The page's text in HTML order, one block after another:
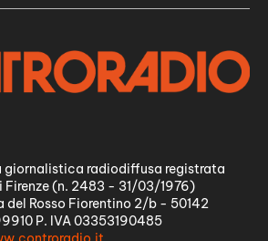
radiodiffusa registrata
Firenze (n. 2483 - 31/03/1976)
del Rosso Fiorentino 2/b - 50142
P. IVA 03353190485